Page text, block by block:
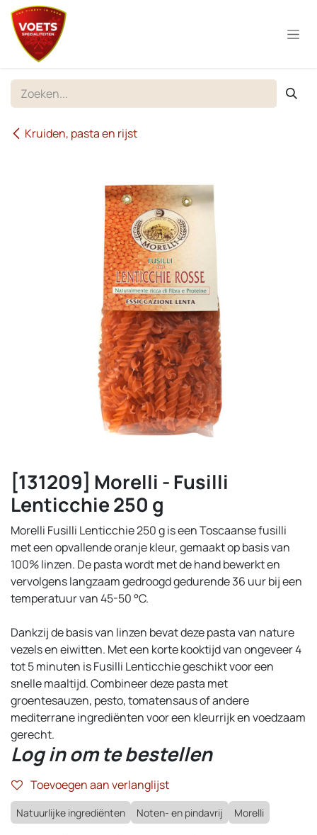
Overslaan naar inhoud
Kruiden, pasta en rijst
[131209] Morelli - Fusilli
Lenticchie 250 g
Morelli Fusilli Lenticchie 250 g is een Toscaanse fusilli
met een opvallende oranje kleur, gemaakt op basis van
100% linzen. De pasta wordt met de hand bewerkt en
vervolgens langzaam gedroogd gedurende 36 uur bij een
temperatuur van 45-50 °C.
Dankzij de basis van linzen bevat deze pasta van nature
vezels en eiwitten. Met een korte kooktijd van ongeveer 4
tot 5 minuten is Fusilli Lenticchie geschikt voor een
snelle maaltijd. Combineer deze pasta met
groentesauzen, pesto, tomatensaus of andere
mediterrane ingrediënten voor een kleurrijk en voedzaam
gerecht.
Log in om te bestellen
Toevoegen aan verlanglijst
Natuurlijke ingrediënten Noten- en pindavrij Morelli